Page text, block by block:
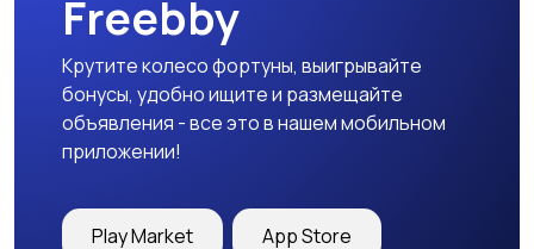
Freebby
Крутите колесо фортуны, выигрывайте
бонусы, удобно ищите и размещайте
объявления - все это в нашем мобильном
приложении!
Play Market App Store